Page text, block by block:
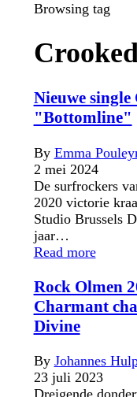
Browsing tag
Nieuwe single
"Bottomline"
By Emma
2 mei 2024
De surfrockers
2020 victorie
Studio Brussels
jaar…
Read more
Rock Olmen
Charmant
Divine
By Johannes
23 juli 2023
Dreigende